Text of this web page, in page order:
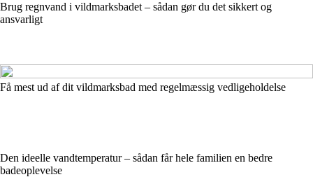
Brug regnvand i vildmarksbadet – sådan gør du det sikkert og
ansvarligt
Få mest ud af dit vildmarksbad med regelmæssig vedligeholdelse
Den ideelle vandtemperatur – sådan får hele familien en bedre
badeoplevelse